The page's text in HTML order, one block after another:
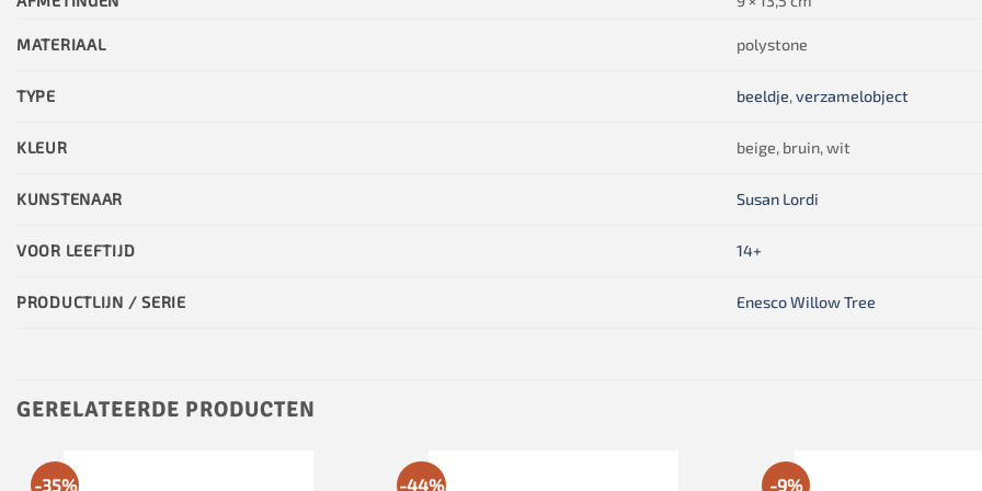
MATERIAAL polystone
TYPE beeldje,verzamelobject
KLEUR beige, bruin, wit
KUNSTENAAR Susan Lordi
VOOR LEEFTIJD 14+
PRODUCTLIJN / SERIE Enesco Willow Tree
GERELATEERDE PRODUCTEN
-35% -44% -9%